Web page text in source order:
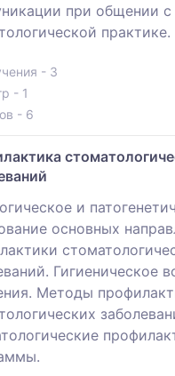
при общении с
практике.
- 3
- 1
- 6
и
основных
Гигиеническое
Методы